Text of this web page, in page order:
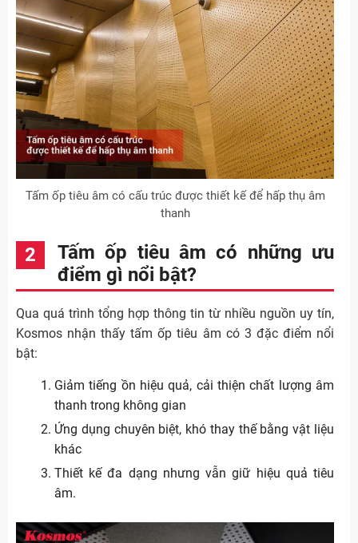
Tấm ốp tiêu âm có cấu trúc được thiết kế để hấp thụ âm
thanh
Tấm ốp tiêu âm có những ưu
điểm gì nổi bật?
Qua quá trình tổng hợp thông tin từ nhiều nguồn uy tín,
Kosmos nhận thấy tấm ốp tiêu âm có 3 đặc điểm nổi
bật:
Giảm tiếng ồn hiệu quả, cải thiện chất lượng âm
thanh trong không gian
Ứng dụng chuyên biệt, khó thay thế bằng vật liệu
khác
Thiết kế đa dạng nhưng vẫn giữ hiệu quả tiêu
âm.